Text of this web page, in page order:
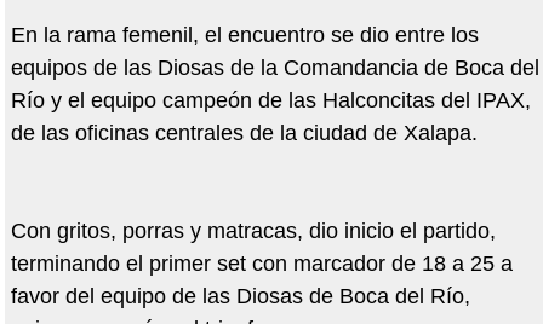
En la rama femenil, el encuentro se dio entre los
equipos de las Diosas de la Comandancia de Boca del
Río y el equipo campeón de las Halconcitas del IPAX,
de las oficinas centrales de la ciudad de Xalapa.
Con gritos, porras y matracas, dio inicio el partido,
terminando el primer set con marcador de 18 a 25 a
favor del equipo de las Diosas de Boca del Río,